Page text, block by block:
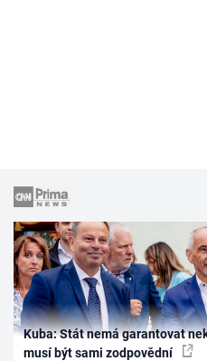
Kuba: Stát nemá garantovat
musí být sami zodpovědní